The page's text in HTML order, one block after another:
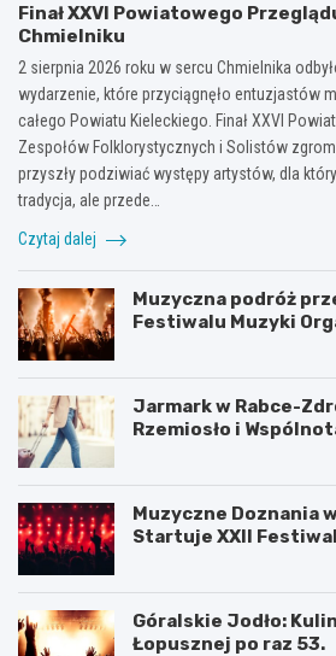
Finał XXVI Powiatowego
Chmielniku
2 sierpnia 2026 roku w sercu Chmielnika
wydarzenie, które przyciągnęło entuzjastów
całego Powiatu Kieleckiego. Finał XXVI
Zespołów Folklorystycznych i Solistów
przyszły podziwiać występy artystów, dla
tradycja, ale przede…
Czytaj dalej
Muzyczna podróż
Festiwalu Muzyki
Jarmark w Rabce-
Rzemiosło i
Muzyczne Doznania
Startuje XXII
Góralskie Jodło:
Łopusznej po raz 53.